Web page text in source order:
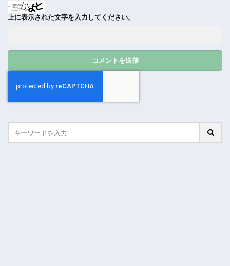
上に表示された文字を入力してください。